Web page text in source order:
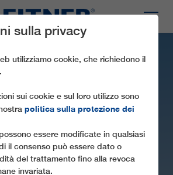
sulla privacy
utilizziamo cookie, che richiedono il
sui cookie e sul loro utilizzo sono
politica sulla protezione dei
essere modificate in qualsiasi
il consenso può essere dato o
del trattamento fino alla revoca
invariata.